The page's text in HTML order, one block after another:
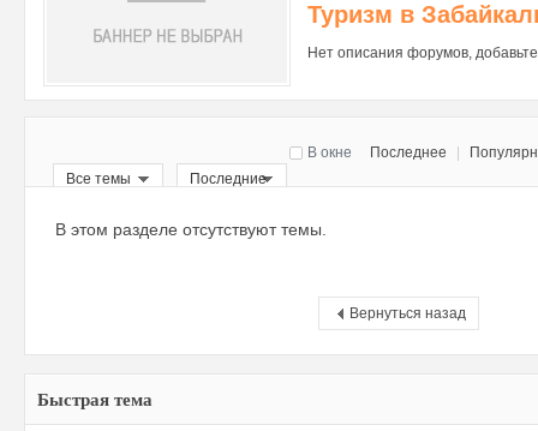
Туризм в
Нет описания форумов,
Последнее
В окне
Все темы
Последние
В этом разделе отсутствуют темы.
Вернуться назад
Быстрая тема